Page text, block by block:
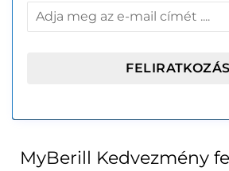
MyBerill Kedvezmény